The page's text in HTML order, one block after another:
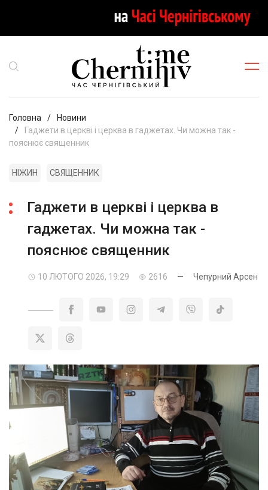
Головна
Новини
Гаджети в церкві і церква в гаджетах. Чи можна так -
пояснює священник
НІЖИН СВЯЩЕННИК
Гаджети в церкві і церква в
гаджетах. Чи можна так -
пояснює священник
10 ЛЮТОГО 2026, 19:29 2616 — Чепурний Арсен